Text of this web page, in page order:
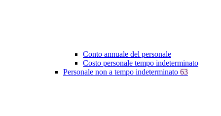
Conto annuale del personale
Costo personale tempo indeterminato
Personale non a tempo indeterminato 63